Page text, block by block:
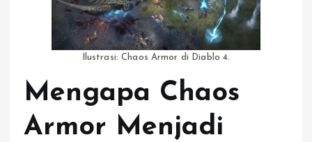
Ilustrasi: Chaos Armor di Diablo 4.
Mengapa Chaos
Armor Menjadi